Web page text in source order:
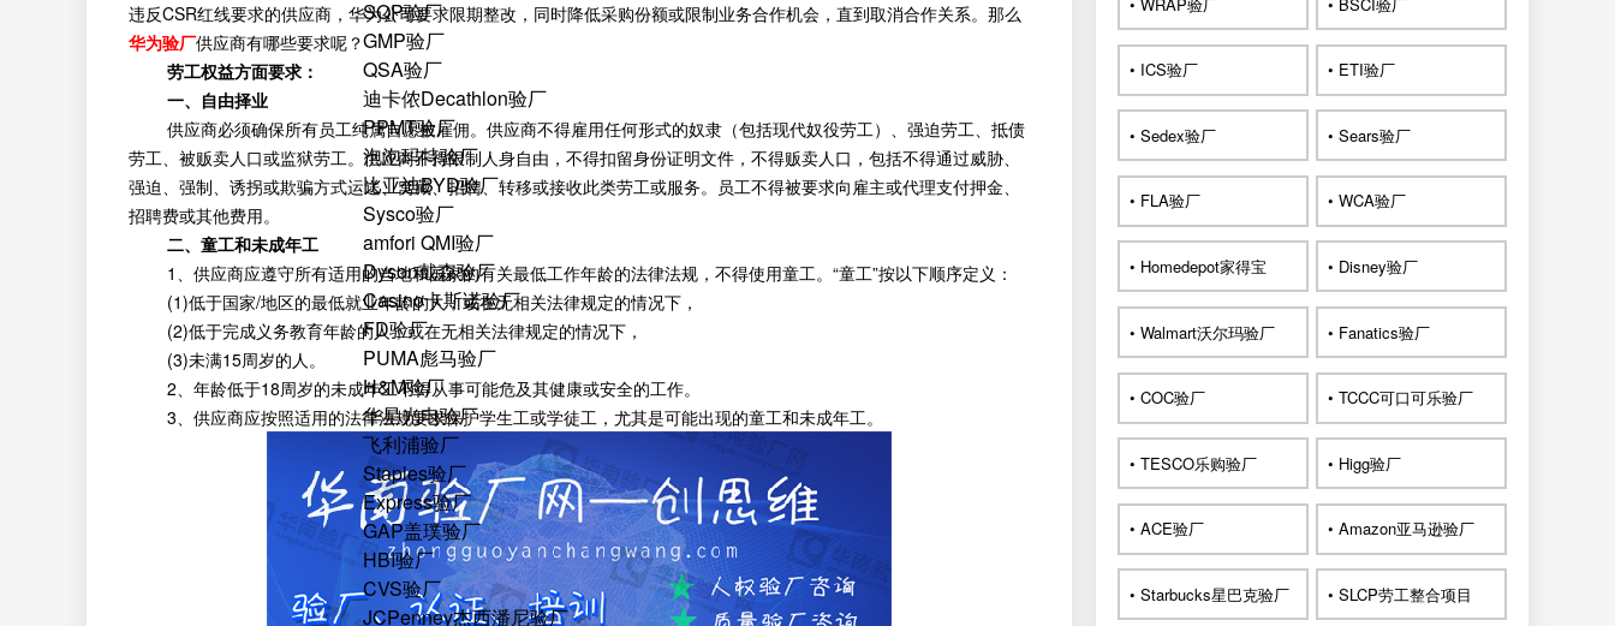
SQP验厂
GMP验厂
QSA验厂
迪卡侬Decathlon验厂
PPMT验厂
泡泡玛特验厂
比亚迪BYD验厂
Sysco验厂
amfori QMI验厂
Dyson戴森验厂
Casino卡斯诺验厂
FD验厂
PUMA彪马验厂
H&M验厂
华星光电验厂
飞利浦验厂
Staples验厂
Express验厂
GAP盖璞验厂
HBI验厂
CVS验厂
JCPenney杰西潘尼验厂
违反CSR红线要求的供应商，华为公司要求限期整改，同时降低采购份额或限制业务合作机会，直到取消合作关系。那么
华为验厂供应商有哪些要求呢？
劳工权益方面要求：
一、自由择业
供应商必须确保所有员工纯属自愿被雇佣。供应商不得雇用任何形式的奴隶（包括现代奴役劳工）、强迫劳工、抵债
劳工、被贩卖人口或监狱劳工。供应商不得限制人身自由，不得扣留身份证明文件，不得贩卖人口，包括不得通过威胁、
强迫、强制、诱拐或欺骗方式运送、窝藏、招聘、转移或接收此类劳工或服务。员工不得被要求向雇主或代理支付押金、
招聘费或其他费用。
二、童工和未成年工
1、供应商应遵守所有适用的当地和国家的有关最低工作年龄的法律法规，不得使用童工。“童工”按以下顺序定义：
(1)低于国家/地区的最低就业年龄的人；或在无相关法律规定的情况下，
(2)低于完成义务教育年龄的人；或在无相关法律规定的情况下，
(3)未满15周岁的人。
2、年龄低于18周岁的未成年工不得从事可能危及其健康或安全的工作。
3、供应商应按照适用的法律法规要求保护学生工或学徒工，尤其是可能出现的童工和未成年工。
• ICS验厂 • ETI验厂
• Sedex验厂 • Sears验厂
• FLA验厂 • WCA验厂
• Homedepot家得宝 • Disney验厂
• Walmart沃尔玛验厂 • Fanatics验厂
• COC验厂 • TCCC可口可乐验厂
• TESCO乐购验厂 • Higg验厂
• ACE验厂 • Amazon亚马逊验厂
• Starbucks星巴克验厂 • SLCP劳工整合项目